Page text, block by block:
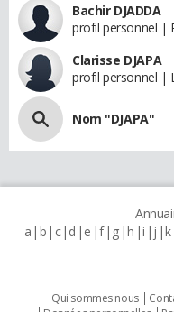
Bachir DJADDA
profil personnel |
Clarisse DJAPA
profil personnel |
Nom "DJAPA"
a b c d e f g h i j k
Qui sommes nous